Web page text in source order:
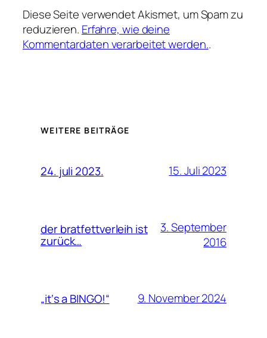
Diese Seite verwendet Akismet, um Spam zu
reduzieren. Erfahre, wie deine
Kommentardaten verarbeitet werden..
WEITERE BEITRÄGE
24. juli 2023. 15. Juli 2023
der bratfettverleih ist
zurück…
3. September
2016
„it‘s a BINGO!“ 9. November 2024